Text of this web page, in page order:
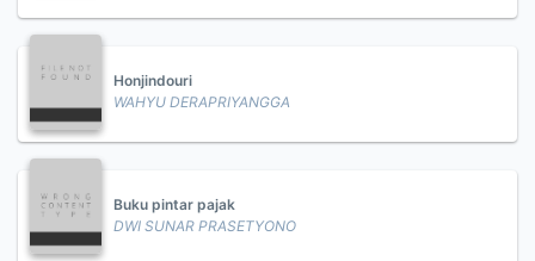
Honjindouri
WAHYU DERAPRIYANGGA
Buku pintar pajak
DWI SUNAR PRASETYONO